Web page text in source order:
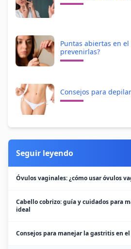
Puntas abiertas en el
prevenirlas?
Consejos para
Seguir leyendo
Óvulos vaginales: ¿cómo usar óvulos
Cabello cobrizo: guía y cuidados para
ideal
Consejos para manejar la gastritis en